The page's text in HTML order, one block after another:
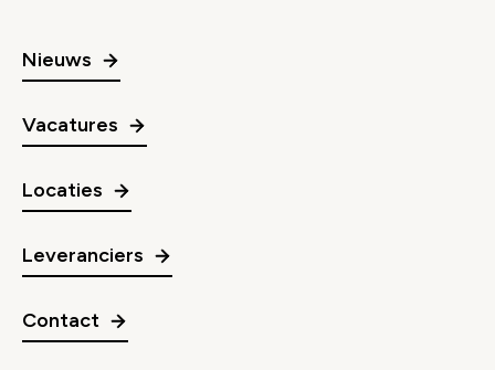
Nieuws
Vacatures
Locaties
Leveranciers
Contact